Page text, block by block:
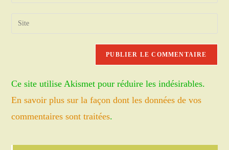
address
Saisir
(facultatif)
Ce site utilise Akismet pour réduire les indésirables.
En savoir plus sur la façon dont les données de vos
commentaires sont traitées.